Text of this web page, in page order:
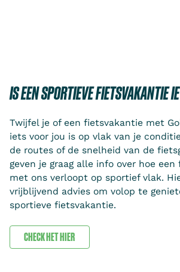
IS EEN SPORTIEVE FIETSVAKANTIE
Twijfel je of een fietsvakantie met
iets voor jou is op vlak van je
de routes of de snelheid van de
geven je graag alle info over hoe
met ons verloopt op sportief vlak.
vrijblijvend advies om volop te
sportieve fietsvakantie.
CHECK HET HIER